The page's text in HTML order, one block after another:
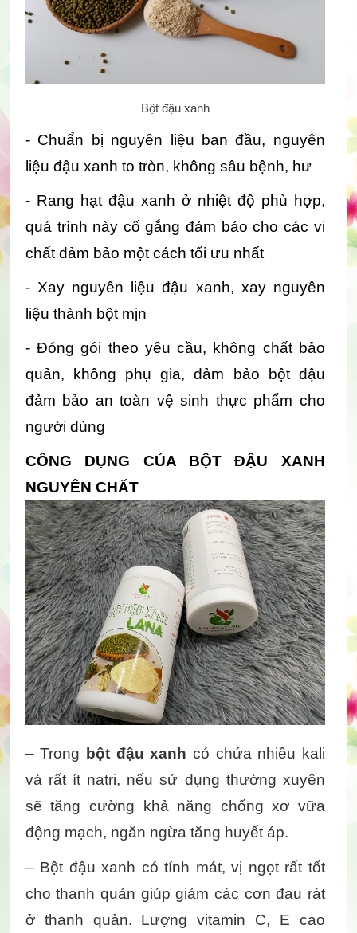
Bột đậu xanh
- Chuẩn bị nguyên liệu ban đầu, nguyên
liệu đậu xanh to tròn, không sâu bệnh, hư
- Rang hạt đậu xanh ở nhiệt độ phù hợp,
quá trình này cố gắng đảm bảo cho các vi
chất đảm bảo một cách tối ưu nhất
- Xay nguyên liệu đậu xanh, xay nguyên
liệu thành bột mịn
- Đóng gói theo yêu cầu, không chất bảo
quản, không phụ gia, đảm bảo bột đậu
đảm bảo an toàn vệ sinh thực phẩm cho
người dùng
CÔNG DỤNG CỦA BỘT ĐẬU XANH
NGUYÊN CHẤT
– Trong bột đậu xanh có chứa nhiều kali
và rất ít natri, nếu sử dụng thường xuyên
sẽ tăng cường khả năng chống xơ vữa
động mạch, ngăn ngừa tăng huyết áp.
– Bột đậu xanh có tính mát, vị ngọt rất tốt
cho thanh quản giúp giảm các cơn đau rát
ở thanh quản. Lượng vitamin C, E cao